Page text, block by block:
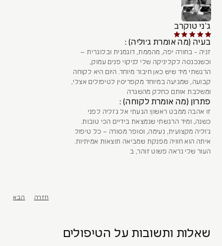
ג'ני טוקרב
בעיה (מה אומרת ג׳וליה) :
זניה - בחורה יפה, מהממת, דוגמנית ובלוגרית —
וכשנכנסה לקליניקה שלי לניקוי פנים עמוק,
הרגשתי מיד שיש כאן חיבור מיוחד. היום היא לקוחה
קבועה, שמגיעה במיוחד מקפריסין לטיפולים אצלי,
ומשלבת אותם כחלק מהשגרה
פתרון (מה אומרת לקוחה) :
זו אהבה ממבט ראשון! הגעתי אל ג'וליה לפני
כשנה, ומיד הרגשתי שנמצאת בידיים הכי טובות.
ג'וליה מקצועית, נעימה, וסופר מסורה – כל טיפול
איתה הוא חוויה מפנקת שמביאה תוצאות אמיתיות.
העור שלי נראה פשוט זוהר, ב
הבא חזרה
שאלות ותשובות על הטיפולים